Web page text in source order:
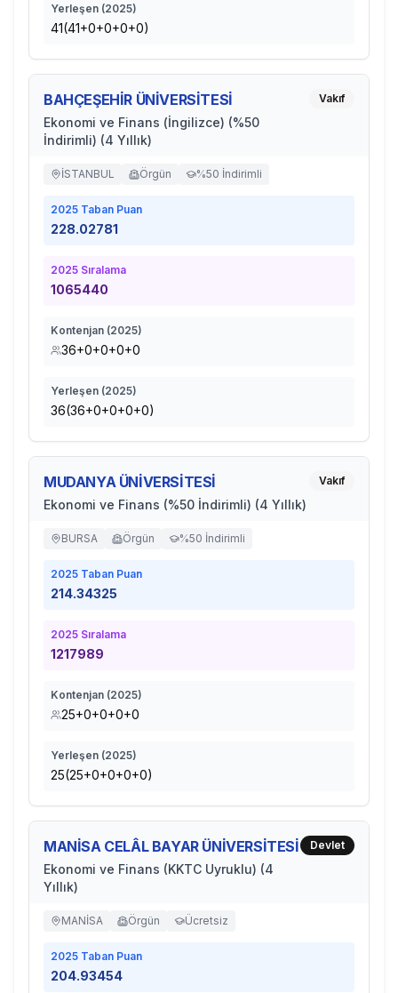
Yerleşen (2025)
41(41+0+0+0+0)
BAHÇEŞEHİR ÜNİVERSİTESİ
Ekonomi ve Finans (İngilizce) (%50
İndirimli) (4 Yıllık)
Vakıf
İSTANBUL Örgün %50 İndirimli
2025 Taban Puan
228.02781
2025 Sıralama
1065440
Kontenjan (2025)
36+0+0+0+0
Yerleşen (2025)
36(36+0+0+0+0)
MUDANYA ÜNİVERSİTESİ
Ekonomi ve Finans (%50 İndirimli) (4 Yıllık)
Vakıf
BURSA Örgün %50 İndirimli
2025 Taban Puan
214.34325
2025 Sıralama
1217989
Kontenjan (2025)
25+0+0+0+0
Yerleşen (2025)
25(25+0+0+0+0)
MANİSA CELÂL BAYAR ÜNİVERSİTESİ
Ekonomi ve Finans (KKTC Uyruklu) (4
Yıllık)
Devlet
MANİSA Örgün Ücretsiz
2025 Taban Puan
204.93454